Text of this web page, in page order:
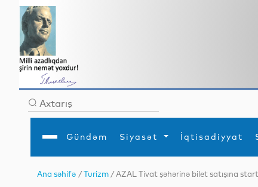
Gündəm Siyasət İqtisadiyyat
Ana səhifə /Turizm / AZAL Tivat şəhərinə bilet satışına